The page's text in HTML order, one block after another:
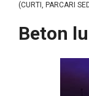
(CURTI, PARCARI
Beton